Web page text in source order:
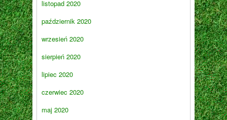
listopad 2020
październik 2020
wrzesień 2020
sierpień 2020
lipiec 2020
czerwiec 2020
maj 2020